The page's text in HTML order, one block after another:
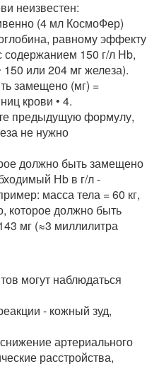
неизвестен:
(4 мл КосмоФер)
равному эффекту
содержанием 150 г/л Нb,
150 или 204 мг железа).
замещено (мг) =
крови • 4.
предыдущую формулу,
не нужно
должно быть замещено
Нb в г/л -
масса тела = 60 кг,
которое должно быть
мг (≈3 миллилитра
могут наблюдаться
- кожный зуд,
артериального
расстройства,